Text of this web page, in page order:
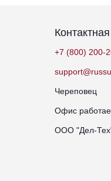
+7 (800) 200-
Череповец
Офис
ООО "Дел-